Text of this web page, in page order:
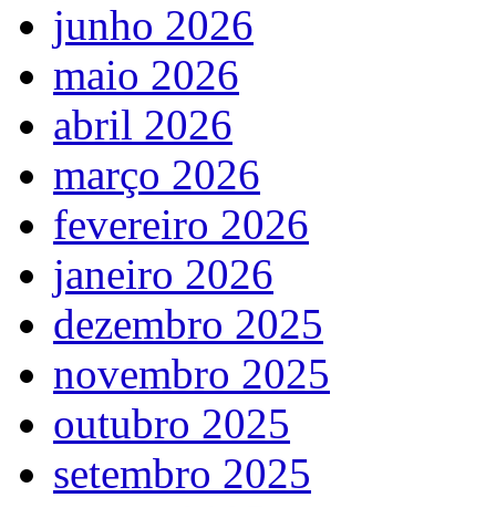
junho 2026
maio 2026
abril 2026
março 2026
fevereiro 2026
janeiro 2026
dezembro 2025
novembro 2025
outubro 2025
setembro 2025